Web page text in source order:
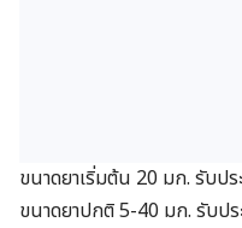
ขนาดยาเริ่มต้น 20 มก. รับปร
ขนาดยาปกติ 5-40 มก. รับปร